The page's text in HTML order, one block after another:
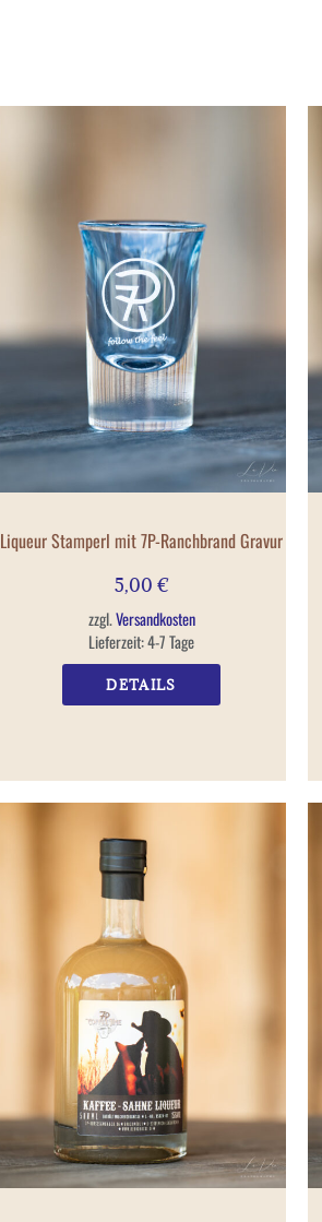
Liqueur Stamperl mit 7P-Ranchbrand Gravur
5,00 €
zzgl.Versandkosten
Lieferzeit:4-7 Tage
DETAILS